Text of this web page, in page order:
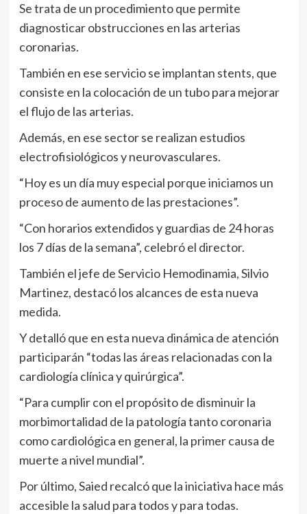
Se trata de un procedimiento que permite
diagnosticar obstrucciones en las arterias
coronarias.
También en ese servicio se implantan stents, que
consiste en la colocación de un tubo para mejorar
el flujo de las arterias.
Además, en ese sector se realizan estudios
electrofisiológicos y neurovasculares.
“Hoy es un día muy especial porque iniciamos un
proceso de aumento de las prestaciones”.
“Con horarios extendidos y guardias de 24 horas
los 7 días de la semana”, celebró el director.
También el jefe de Servicio Hemodinamia, Silvio
Martinez, destacó los alcances de esta nueva
medida.
Y detalló que en esta nueva dinámica de atención
participarán “todas las áreas relacionadas con la
cardiología clínica y quirúrgica”.
“Para cumplir con el propósito de disminuir la
morbimortalidad de la patología tanto coronaria
como cardiológica en general, la primer causa de
muerte a nivel mundial”.
Por último, Saied recalcó que la iniciativa hace más
accesible la salud para todos y para todas.